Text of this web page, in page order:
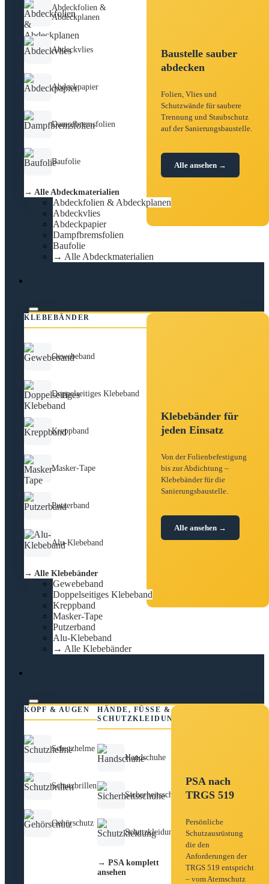
Abdeckfolien &
Abdeckplanen
Abdeckvlies
Abdeckpapier
Dampfbremsfolien
Baufolie
→ Alle Abdeckmaterialien
Baustelle sauber
abdecken
Folien, Vlies und
Schutzwände für saubere
Trennung und Staubschutz
auf der Sanierungsbaustelle.
Alle ansehen →
Abdeckfolien & Abdeckplanen
Abdeckvlies
Abdeckpapier
Dampfbremsfolien
Baufolie
→ Alle Abdeckmaterialien
KLEBEBÄNDER
Gewebeband
Doppelseitiges Klebeband
Kreppband
Masker-Tape
Putzerband
Alu-Klebeband
→ Alle Klebebänder
Klebebänder für
jeden Einsatz
Von der Folienbefestigung
bis zur Abdichtung –
Klebebänder für die
Sanierungsbaustelle.
Alle ansehen →
Gewebeband
Doppelseitiges Klebeband
Kreppband
Masker-Tape
Putzerband
Alu-Klebeband
→ Alle Klebebänder
KOPF & AUGEN
Schutzhelme
Schutzbrillen
Gehörschutz
HÄNDE, FÜSSE &
SCHUTZKLEIDUNG
Handschuhe
Sicherheitsschuhe
Schutzkleidung
→ PSA komplett
ansehen
PSA nach
TRGS 519
Persönliche
Schutzausrüstung
die den
Anforderungen der
TRGS 519 entspricht
– vom Atemschutz